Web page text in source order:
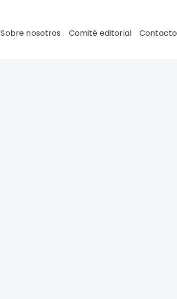
Sobre nosotros Comité editorial Contacto